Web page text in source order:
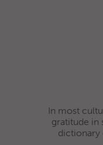
In most
gratitude in
dictionary